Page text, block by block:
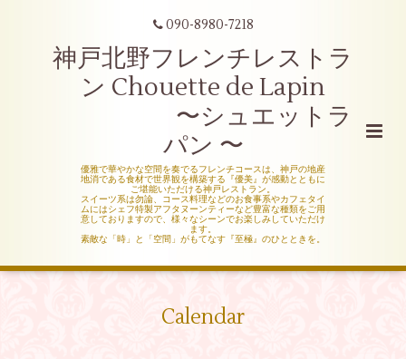
090-8980-7218
神戸北野フレンチレストラ
ン Chouette de Lapin
〜シュエットラ
パン 〜
優雅で華やかな空間を奏でるフレンチコースは、神戸の地産
地消である食材で世界観を構築する『優美』が感動とともに
ご堪能いただける神戸レストラン。
スイーツ系は勿論、コース料理などのお食事系やカフェタイ
ムにはシェフ特製アフタヌーンティーなど豊富な種類をご用
意しておりますので、様々なシーンでお楽しみしていただけ
ます。
素敵な「時」と「空間」がもてなす『至極』のひとときを。
Calendar